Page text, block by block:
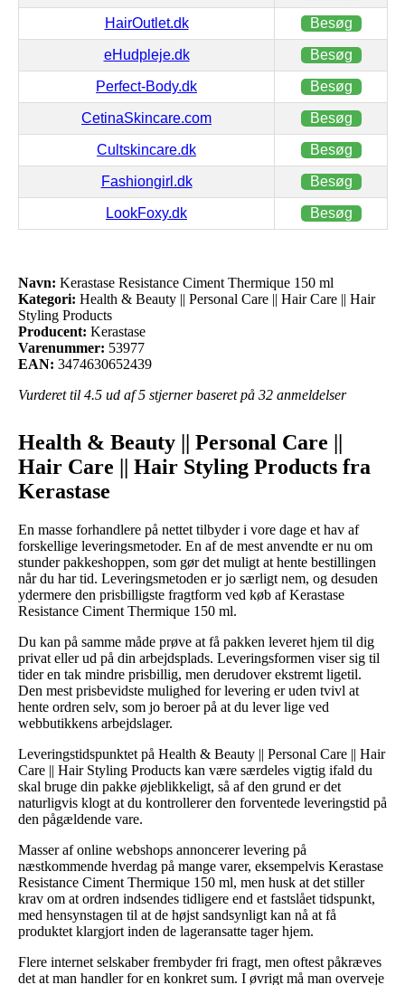
HairOutlet.dk Besøg
eHudpleje.dk Besøg
Perfect-Body.dk Besøg
CetinaSkincare.com Besøg
Cultskincare.dk Besøg
Fashiongirl.dk Besøg
LookFoxy.dk Besøg
Navn: Kerastase Resistance Ciment Thermique 150 ml
Kategori: Health & Beauty || Personal Care || Hair Care || Hair
Styling Products
Producent: Kerastase
Varenummer: 53977
EAN: 3474630652439
Vurderet til 4.5 ud af 5 stjerner baseret på 32 anmeldelser
Health & Beauty || Personal Care ||
Hair Care || Hair Styling Products fra
Kerastase
En masse forhandlere på nettet tilbyder i vore dage et hav af
forskellige leveringsmetoder. En af de mest anvendte er nu om
stunder pakkeshoppen, som gør det muligt at hente bestillingen
når du har tid. Leveringsmetoden er jo særligt nem, og desuden
ydermere den prisbilligste fragtform ved køb af Kerastase
Resistance Ciment Thermique 150 ml.
Du kan på samme måde prøve at få pakken leveret hjem til dig
privat eller ud på din arbejdsplads. Leveringsformen viser sig til
tider en tak mindre prisbillig, men derudover ekstremt ligetil.
Den mest prisbevidste mulighed for levering er uden tvivl at
hente ordren selv, som jo beroer på at du lever lige ved
webbutikkens arbejdslager.
Leveringstidspunktet på Health & Beauty || Personal Care || Hair
Care || Hair Styling Products kan være særdeles vigtig ifald du
skal bruge din pakke øjeblikkeligt, så af den grund er det
naturligvis klogt at du kontrollerer den forventede leveringstid på
den pågældende vare.
Masser af online webshops annoncerer levering på
næstkommende hverdag på mange varer, eksempelvis Kerastase
Resistance Ciment Thermique 150 ml, men husk at det stiller
krav om at ordren indsendes tidligere end et fastslået tidspunkt,
med hensynstagen til at de højst sandsynligt kan nå at få
produktet klargjort inden de lageransatte tager hjem.
Flere internet selskaber frembyder fri fragt, men oftest påkræves
det at man handler for en konkret sum. I øvrigt må man overveje